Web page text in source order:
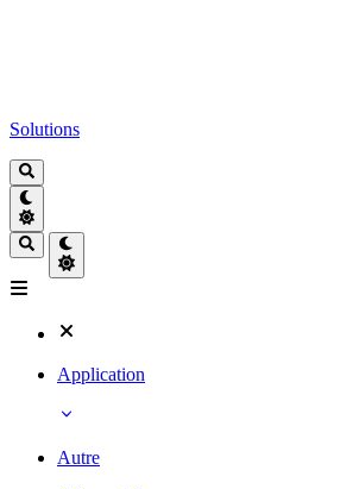
Solutions
Application
Autre